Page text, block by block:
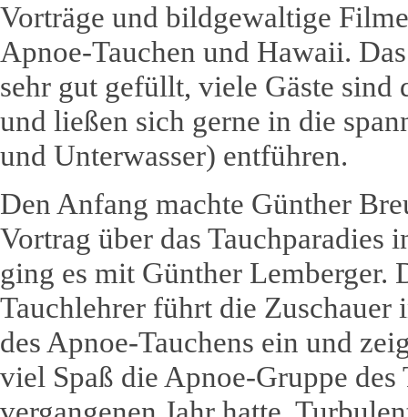
Vorträge und bildgewaltige
Apnoe-Tauchen und Hawaii.
sehr gut gefüllt, viele Gäste
und ließen sich gerne in die
und Unterwasser) entführen.
Den Anfang machte Günther
Vortrag über das Tauchparadies
ging es mit Günther Lemberger.
Tauchlehrer führt die Zuschauer
des Apnoe-Tauchens ein und
viel Spaß die Apnoe-Gruppe des